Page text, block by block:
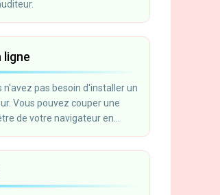
ligne
pas besoin d'installer un
Vous pouvez couper une
de votre navigateur en